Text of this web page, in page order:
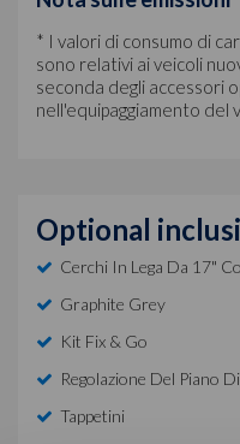
* I valori di consumo di
sono relativi ai veicoli
seconda degli accessori
nell'equipaggiamento del
Optional inclusi
Cerchi In Lega Da 17"
Graphite Grey
Kit Fix & Go
Regolazione Del Piano
Tappetini